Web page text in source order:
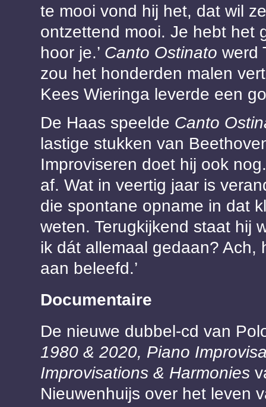
te mooi vond hij het, dat wil
ontzettend mooi. Je hebt het
hoor je.’ Canto Ostinato werd
zou het honderden malen
Kees Wieringa leverde een
De Haas speelde Canto
lastige stukken van
Improviseren doet hij ook
af. Wat in veertig jaar is
die spontane opname in dat
weten. Terugkijkend staat hij
ik dát allemaal gedaan? Ach,
aan beleefd.’
Documentaire
De nieuwe dubbel-cd van
1980 & 2020, Piano
Improvisations & Harmonies
Nieuwenhuijs over het leven